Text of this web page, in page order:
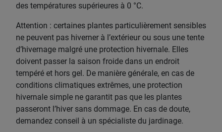
des températures supérieures à 0 °C.
Attention : certaines plantes particulièrement sensibles
ne peuvent pas hiverner à l’extérieur ou sous une tente
d’hivernage malgré une protection hivernale. Elles
doivent passer la saison froide dans un endroit
tempéré et hors gel. De manière générale, en cas de
conditions climatiques extrêmes, une protection
hivernale simple ne garantit pas que les plantes
passeront l’hiver sans dommage. En cas de doute,
demandez conseil à un spécialiste du jardinage.